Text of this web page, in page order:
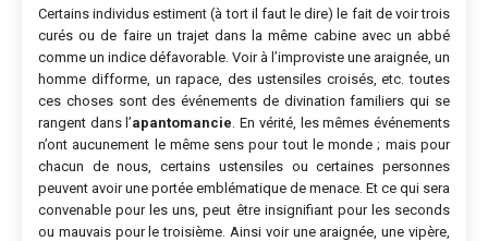
Certains individus estiment (à tort il faut le dire) le fait de voir trois
curés ou de faire un trajet dans la même cabine avec un abbé
comme un indice défavorable. Voir à l’improviste une araignée, un
homme difforme, un rapace, des ustensiles croisés, etc. toutes
ces choses sont des événements de divination familiers qui se
rangent dans l’apantomancie . En vérité, les mêmes événements
n’ont aucunement le même sens pour tout le monde ; mais pour
chacun de nous, certains ustensiles ou certaines personnes
peuvent avoir une portée emblématique de menace. Et ce qui sera
convenable pour les uns, peut être insignifiant pour les seconds
ou mauvais pour le troisième. Ainsi voir une araignée, une vipère,